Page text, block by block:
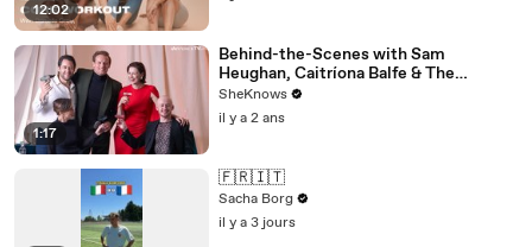
12:02
1:17
Behind-the-Scenes with Sam
Heughan, Caitríona Balfe & The
'Outlander' Cast
SheKnows
il y a 2 ans
🇫🇷🇮🇹
Sacha Borg
il y a 3 jours